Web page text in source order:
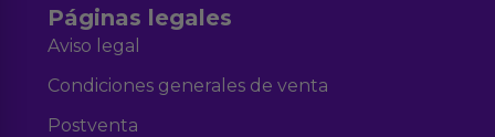
Páginas legales
Aviso legal
Condiciones generales de venta
Postventa